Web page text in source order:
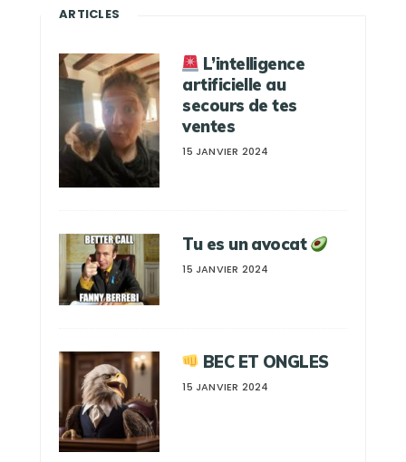
ARTICLES
L’intelligence
artificielle au
secours de tes
ventes
15 JANVIER 2024
Tu es un avocat
15 JANVIER 2024
BEC ET ONGLES
15 JANVIER 2024